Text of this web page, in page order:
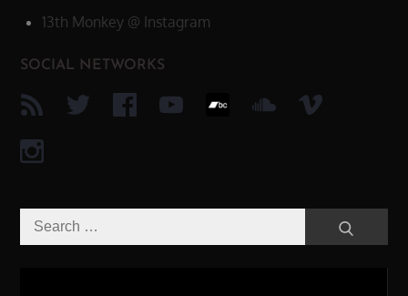
13th Monkey @ Instagram
SOCIAL NETWORKS
Search
for: